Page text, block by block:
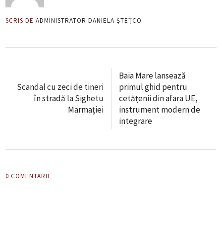
SCRIS DE ADMINISTRATOR DANIELA ȘTEȚCO
Scandal cu zeci de tineri
în stradă la Sighetu
Marmației
Baia Mare lansează
primul ghid pentru
cetățenii din afara UE,
instrument modern de
integrare
0 COMENTARII